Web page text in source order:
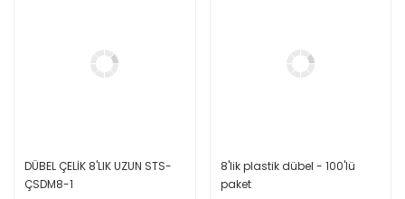
DÜBEL ÇELİK 8'LIK UZUN STS-
ÇSDM8-1
8'lik plastik dübel - 100'lü
paket